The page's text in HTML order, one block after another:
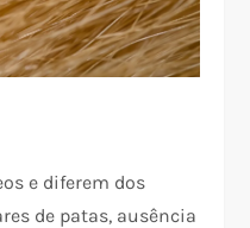
e diferem dos
de patas, ausência